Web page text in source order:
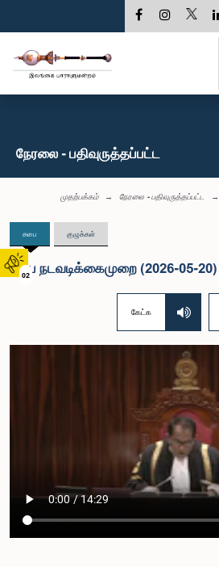
02
நேரலை - பதிவுருத்தப்பட்ட
முதற்பக்கம் நேரலை - பதிவுருத்தப்பட்ட
சபை குழுக்கள்
சபை நடவடிக்கைமுறை (2026-05-20)
கேட்க